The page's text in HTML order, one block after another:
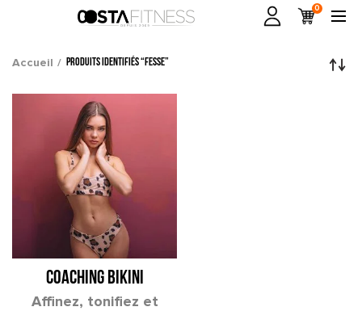
0
Accueil Produits identifiés “fesse”
COACHING BIKINI
Affinez, tonifiez et